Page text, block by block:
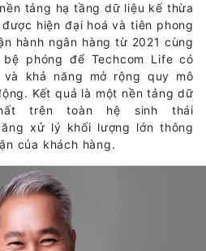
tảng hạ tầng dữ liệu kế thừa
hiện đại hoá và tiên phong
hành ngân hàng từ 2021 cùng
phóng để Techcom Life có
khả năng mở rộng quy mô
Kết quả là một nền tảng dữ
trên toàn hệ sinh thái
xử lý khối lượng lớn thông
của khách hàng.